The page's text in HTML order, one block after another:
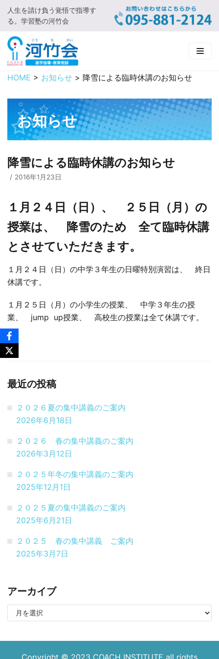
コ
ン
テ
ン
ツ
に
キ
プ
人生を請け負う覚悟で指導す
る。学習塾の河竹会
HOME
新着情報
□ お知らせ
河竹会について
□ 河竹会について
□ よくあるご質問
□ 小学部
□ 有料体験指導
実 績
□ 2019年合格体験記
HOME > お知らせ > 降雪による臨時休講のお知らせ
お知らせ
降雪による臨時休講のお知らせ
2016年1月23日
１月２４日（日）、 ２５日（月）の
授業は、 降雪のため 全て臨時休講
とさせていただきます。
１月２４日（日）の中学３年生の日曜特別演習は、 終日
休講です。
１月２５日（月）の小学生の授業、 中学３年生の授
業、 jump up授業、 高校生の授業は全て休講です。
最近の投稿
２０２６夏の集中講義のご案内
2026年6月18日
２０２６ 春の集中講義のご案内
2026年3月12日
２０２５年冬の集中講義のご案内
2025年12月1日
２０２５夏の集中講義のご案内
2025年6月21日
２０２５ 春の集中講義 ご案内
2025年3月7日
アーカイブ
Copyright © 2023 COACH INSTITUTE all rights